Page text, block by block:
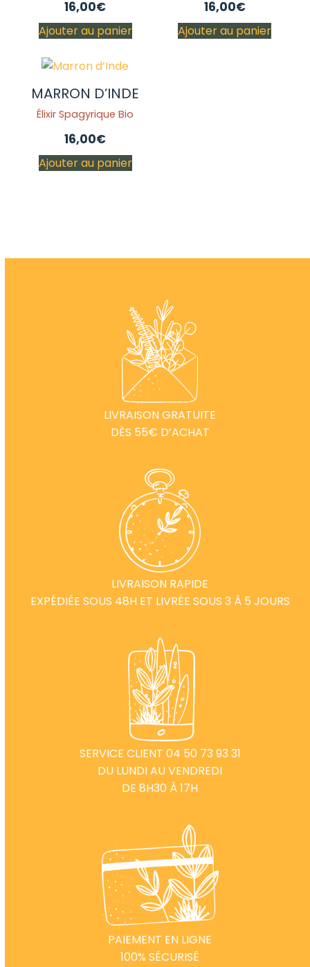
16,00€
Ajouter au panier
16,00€
Ajouter au panier
MARRON D’INDE
Élixir Spagyrique Bio
16,00€
Ajouter au panier
LIVRAISON GRATUITE
DÈS 55€ D’ACHAT
LIVRAISON RAPIDE
EXPÉDIÉE SOUS 48H ET LIVRÉE SOUS 3 À 5 JOURS
SERVICE CLIENT 04 50 73 93 31
DU LUNDI AU VENDREDI
DE 8H30 À 17H
PAIEMENT EN LIGNE
100% SÉCURISÉ